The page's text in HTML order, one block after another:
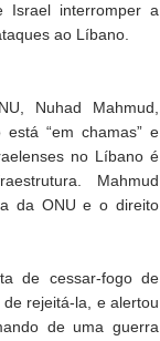
Israel interromper a
ao Líbano.
Nuhad Mahmud,
“em chamas” e
no Líbano é
Mahmud
da ONU e o direito
de cessar-fogo de
rejeitá-la, e alertou
de uma guerra